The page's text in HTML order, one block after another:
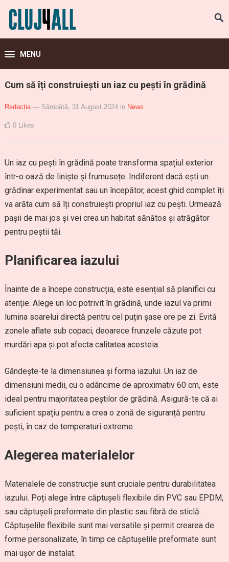
MENU
Cum să îți construiești un iaz cu pești în grădină
Redacția — Sâmbătă, 31 August 2024 in News
0 Likes
Un iaz cu pești în grădină poate transforma spațiul exterior
într-o oază de liniște și frumusețe. Indiferent dacă ești un
grădinar experimentat sau un începător, acest ghid complet îți
va arăta cum să îți construiești propriul iaz cu pești. Urmează
pașii de mai jos și vei crea un habitat sănătos și atrăgător
pentru peștii tăi.
Planificarea iazului
Înainte de a începe construcția, este esențial să planifici cu
atenție. Alege un loc potrivit în grădină, unde iazul va primi
lumina soarelui directă pentru cel puțin șase ore pe zi. Evită
zonele aflate sub copaci, deoarece frunzele căzute pot
murdări apa și pot afecta calitatea acesteia.
Gândește-te la dimensiunea și forma iazului. Un iaz de
dimensiuni medii, cu o adâncime de aproximativ 60 cm, este
ideal pentru majoritatea peștilor de grădină. Asigură-te că ai
suficient spațiu pentru a crea o zonă de siguranță pentru
pești, în caz de temperaturi extreme.
Alegerea materialelor
Materialele de construcție sunt cruciale pentru durabilitatea
iazului. Poți alege între căptușeli flexibile din PVC sau EPDM,
sau căptușeli preformate din plastic sau fibră de sticlă.
Căptușelile flexibile sunt mai versatile și permit crearea de
forme personalizate, în timp ce căptușelile preformate sunt
mai ușor de instalat.